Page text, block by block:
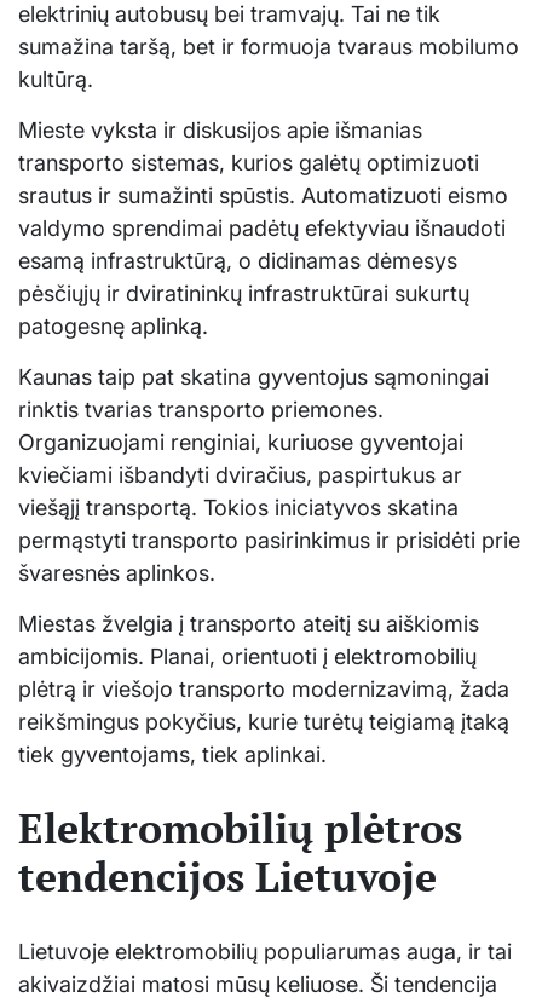
elektrinių autobusų bei tramvajų. Tai ne tik
sumažina taršą, bet ir formuoja tvaraus mobilumo
kultūrą.
Mieste vyksta ir diskusijos apie išmanias
transporto sistemas, kurios galėtų optimizuoti
srautus ir sumažinti spūstis. Automatizuoti eismo
valdymo sprendimai padėtų efektyviau išnaudoti
esamą infrastruktūrą, o didinamas dėmesys
pėsčiųjų ir dviratininkų infrastruktūrai sukurtų
patogesnę aplinką.
Kaunas taip pat skatina gyventojus sąmoningai
rinktis tvarias transporto priemones.
Organizuojami renginiai, kuriuose gyventojai
kviečiami išbandyti dviračius, paspirtukus ar
viešąjį transportą. Tokios iniciatyvos skatina
permąstyti transporto pasirinkimus ir prisidėti prie
švaresnės aplinkos.
Miestas žvelgia į transporto ateitį su aiškiomis
ambicijomis. Planai, orientuoti į elektromobilių
plėtrą ir viešojo transporto modernizavimą, žada
reikšmingus pokyčius, kurie turėtų teigiamą įtaką
tiek gyventojams, tiek aplinkai.
Elektromobilių plėtros
tendencijos Lietuvoje
Lietuvoje elektromobilių populiarumas auga, ir tai
akivaizdžiai matosi mūsų keliuose. Ši tendencija